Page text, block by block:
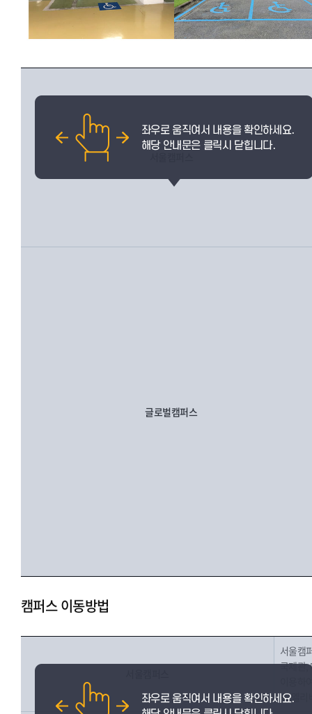
글로벌캠퍼스
캠퍼스 이동방법
서울캠
국제관,
※ 엘리